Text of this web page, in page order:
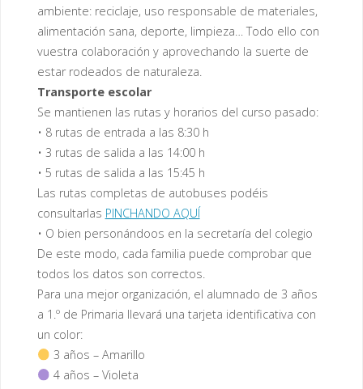
ambiente: reciclaje, uso responsable de materiales,
alimentación sana, deporte, limpieza… Todo ello con
vuestra colaboración y aprovechando la suerte de
estar rodeados de naturaleza.
Transporte escolar
Se mantienen las rutas y horarios del curso pasado:
• 8 rutas de entrada a las 8:30 h
• 3 rutas de salida a las 14:00 h
• 5 rutas de salida a las 15:45 h
Las rutas completas de autobuses podéis
consultarlas PINCHANDO AQUÍ
• O bien personándoos en la secretaría del colegio
De este modo, cada familia puede comprobar que
todos los datos son correctos.
Para una mejor organización, el alumnado de 3 años
a 1.º de Primaria llevará una tarjeta identificativa con
un color:
3 años – Amarillo
4 años – Violeta